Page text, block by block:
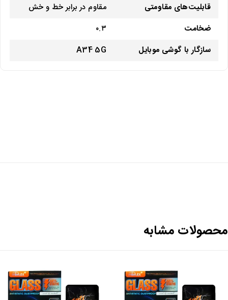
قابلیت‌های مقاومتی
مقاوم در برابر خط و خش
ضخامت
۰.۳
سازگار با گوشی موبایل
A34 5G
مشابه